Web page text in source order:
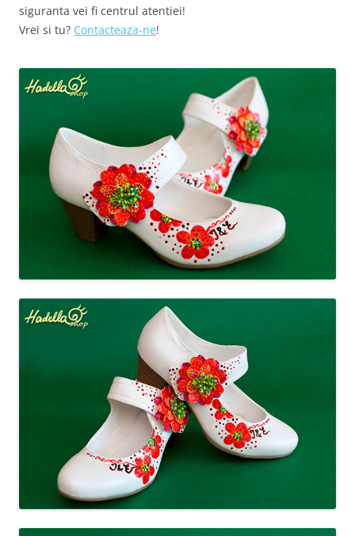
siguranta vei fi centrul atentiei!
Vrei si tu? Contacteaza-ne!